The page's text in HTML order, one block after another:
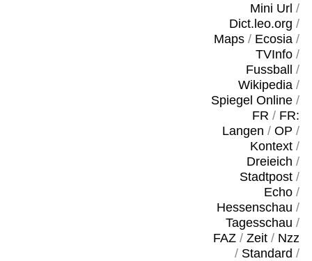
Mini Url /
Dict.leo.org /
Maps/ Ecosia/
TVInfo/
Fussball
/
Wikipedia/
Spiegel Online/
FR / FR:
Langen / OP /
Kontext/
Dreieich /
Stadtpost/
Echo/
Hessenschau /
Tagesschau /
FAZ/ Zeit/ Nzz
/ Standard /